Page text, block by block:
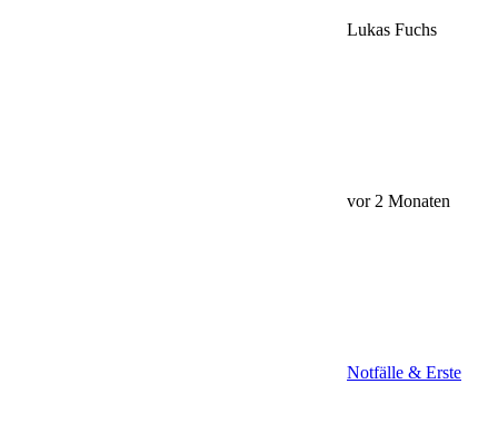
Lukas Fuchs
vor 2 Monaten
Notfälle & Erste